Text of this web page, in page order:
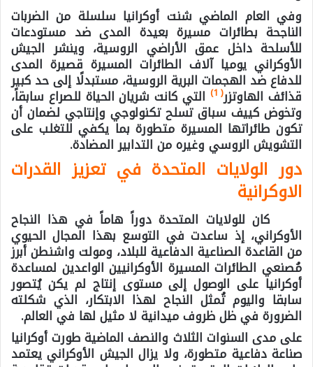
وفي العام الماضي شنت أوكرانيا سلسلة من الضربات
الناجحة بطائرات مسيرة بعيدة المدى ضد مستودعات
للأسلحة داخل عمق الأراضي الروسية، وينشر الجيش
الأوكراني يوميا آلاف الطائرات المسيرة قصيرة المدى
للدفاع ضد الهجمات البرية الروسية، مستبدلًا إلى حد كبير
قذائف الهاوتزر(
1
) التي كانت شريان الحياة للصراع سابقاً،
وتخوض كييف سباق تسلح تكنولوجي وإنتاجي لضمان أن
تكون طائراتها المسيرة متطورة بما يكفي للتغلب على
التشويش الروسي وغيره من التدابير المضادة.
دور الولايات المتحدة في تعزيز القدرات
الاوكرانية
كان للولايات المتحدة دوراً هاماً في هذا النجاح
الأوكراني، إذ ساعدت في التوسع بهذا المجال الحيوي
من القاعدة الصناعية الدفاعية للبلاد، ومولت واشنطن أبرز
مُصنعي الطائرات المسيرة الأوكرانيين الواعدين لمساعدة
أوكرانيا على الوصول إلى مستوى إنتاج لم يكن يُتصور
سابقا واليوم تُمثل النجاح لهذا الابتكار، الذي شكلته
الضرورة في ظل ظروف ميدانية لا مثيل لها في العالم.
على مدى السنوات الثلاث والنصف الماضية طورت أوكرانيا
صناعة دفاعية متطورة، ولا يزال الجيش الأوكراني يعتمد